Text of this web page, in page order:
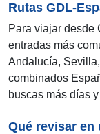
Rutas GDL-
Para viajar desde
entradas más
Andalucía,
combinados
buscas más días
Qué revisar en